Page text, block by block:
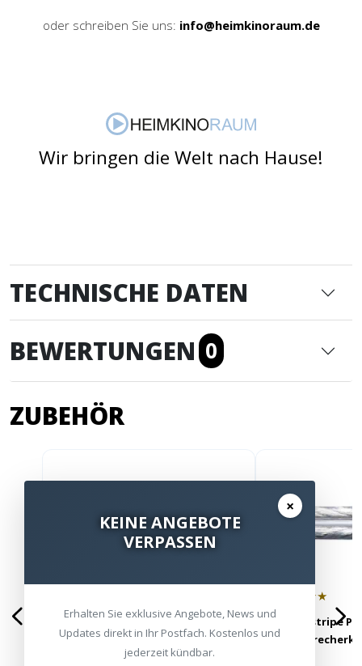
oder schreiben Sie uns: info@heimkinoraum.de
Wir bringen die Welt nach Hause!
TECHNISCHE DATEN
BEWERTUNGEN 0
ZUBEHÖR
Soundstripe Lautsprecherkabel
★★★★★
Soundstripe
×
KEINE ANGEBOTE
VERPASSEN
Erhalten Sie exklusive Angebote, News und
Updates direkt in Ihr Postfach. Kostenlos und
jederzeit kündbar.